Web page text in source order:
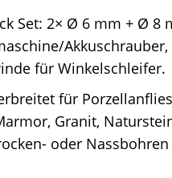
Set: 2× Ø 6 mm + Ø 8
für Winkelschleifer.
für
Granit,
oder